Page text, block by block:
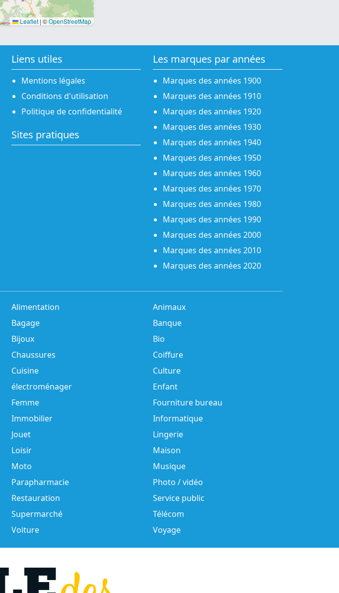
Leaflet | ©OpenStreetMap
Liens utiles
Mentions légales
Conditions d'utilisation
Politique de confidentialité
Sites pratiques
Les marques par années
Marques des années 1900
Marques des années 1910
Marques des années 1920
Marques des années 1930
Marques des années 1940
Marques des années 1950
Marques des années 1960
Marques des années 1970
Marques des années 1980
Marques des années 1990
Marques des années 2000
Marques des années 2010
Marques des années 2020
Alimentation
Animaux
Bagage
Banque
Bijoux
Bio
Chaussures
Coiffure
Cuisine
Culture
électroménager
Enfant
Femme
Fourniture bureau
Immobilier
Informatique
Jouet
Lingerie
Loisir
Maison
Moto
Musique
Parapharmacie
Photo / vidéo
Restauration
Service public
Supermarché
Télécom
Voiture Voyage